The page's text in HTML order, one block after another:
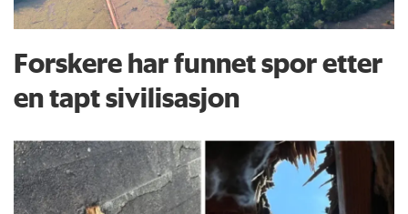
Forskere har funnet spor etter
en tapt sivilisasjon